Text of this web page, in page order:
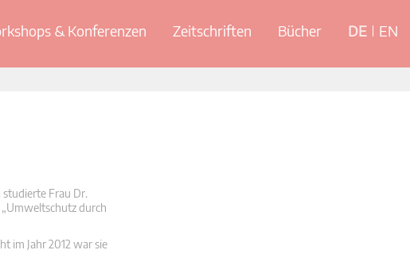
& Konferenzen Zeitschriften Bücher DE EN
Frau Dr.
durch
im Jahr 2012 war sie